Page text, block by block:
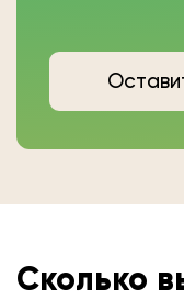
Сколько